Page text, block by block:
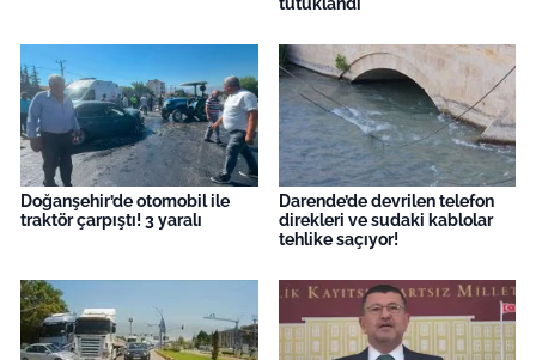
Doğanşehir’de otomobil ile
traktör çarpıştı! 3 yaralı
Darende’de devrilen telefon
direkleri ve sudaki kablolar
tehlike saçıyor!